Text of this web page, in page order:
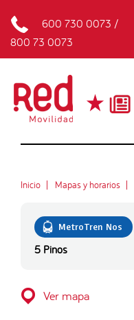
600 730 0073 /
800 73 0073
Inicio Mapas y horarios
MetroTren Nos
5 Pinos
Ver mapa